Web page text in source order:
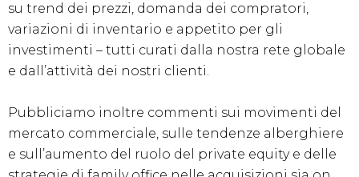
su trend dei prezzi, domanda dei compratori,
variazioni di inventario e appetito per gli
investimenti – tutti curati dalla nostra rete globale
e dall’attività dei nostri clienti.
Pubbliciamo inoltre commenti sui movimenti del
mercato commerciale, sulle tendenze alberghiere
e sull’aumento del ruolo del private equity e delle